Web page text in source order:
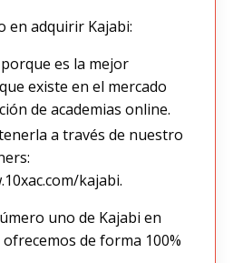
en adquirir Kajabi:
es la mejor
existe en el mercado
de academias online.
a través de nuestro
kajabi.
uno de Kajabi en
de forma 100%